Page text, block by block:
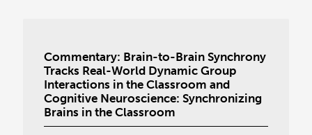
Commentary: Brain-to-Brain Synchrony
Tracks Real-World Dynamic Group
Interactions in the Classroom and
Cognitive Neuroscience: Synchronizing
Brains in the Classroom